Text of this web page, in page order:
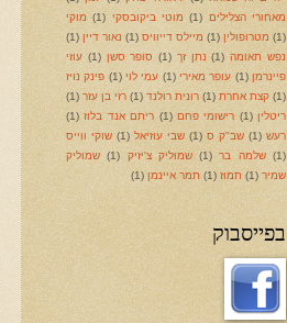
מאחורי הצלילים (1) מוטי ביקובסקי (1) מוקי
(1) מטרופולין (1) מיילס דייוויס (1) נאור דיין (1)
נפש תאומה (1) נתן זך (1) סופר סשן (1) עוזי
פיינרמן (1) עופר מאירי (1) עמי לוי (1) פינק נויז
(1) קצת אחרת (1) רונית רולנד (1) רזי בן עזר (1)
ריטלין (1) רישומי פחם (1) ריתם אנד בלוז (1)
רעש (1) שב"ק ס (1) שבי עוזיאל (1) שוקי ווייס
(1) שלמה בר (1) שמוליק צ'יזיק (1) שמוליק
שמיר (1) תמוז (1) תמר איינמן (1)
בפייסבוק